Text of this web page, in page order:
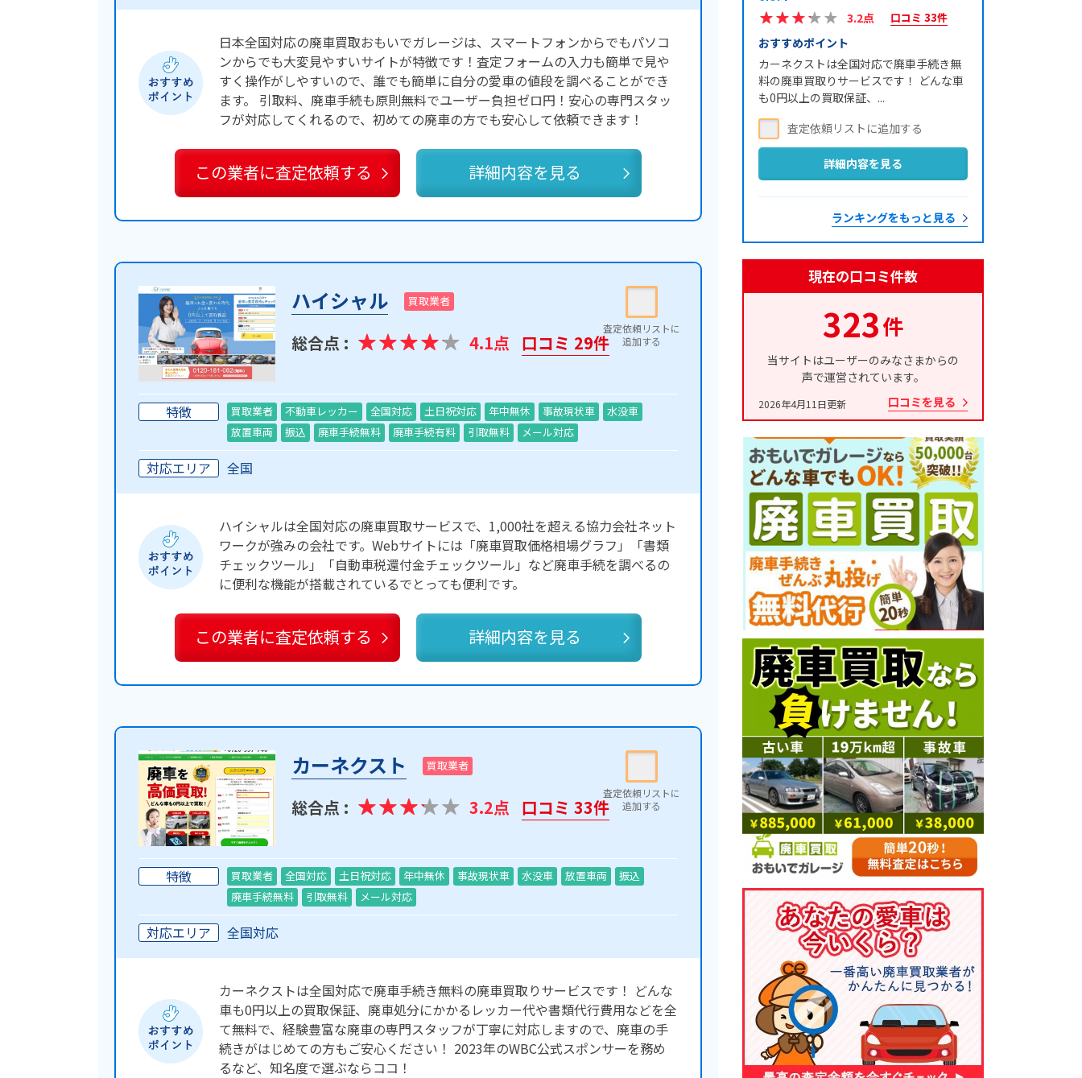
日本全国対応の廃車買取おもいでガレージは、スマートフォンからでもパソコ
ンからでも大変見やすいサイトが特徴です！査定フォームの入力も簡単で見や
すく操作がしやすいので、誰でも簡単に自分の愛車の値段を調べることができ
ます。 引取料、廃車手続も原則無料でユーザー負担ゼロ円！安心の専門スタッ
フが対応してくれるので、初めての廃車の方でも安心して依頼できます！
この業者に査定依頼する 詳細内容を見る
ハイシャル 買取業者
総合点 : 4.1点 口コミ 29件
特徴 買取業者 不動車レッカー 全国対応 土日祝対応 年中無休 事故現状車
水没車
放置車両
振込 廃車手続無料 廃車手続有料 引取無料 メール対応
対応エリア 全国
ハイシャルは全国対応の廃車買取サービスで、1,000社を超える協力会社ネット
ワークが強みの会社です。Webサイトには「廃車買取価格相場グラフ」「書類
チェックツール」「自動車税還付金チェックツール」など廃車手続を調べるの
に便利な機能が搭載されているでとっても便利です。
この業者に査定依頼する 詳細内容を見る
カーネクスト 買取業者
総合点 : 3.2点 口コミ 33件
特徴 買取業者 全国対応 土日祝対応 年中無休 事故現状車 水没車 放置車両
振込
廃車手続無料
引取無料 メール対応
対応エリア 全国対応
カーネクストは全国対応で廃車手続き無料の廃車買取りサービスです！ どんな
車も0円以上の買取保証、廃車処分にかかるレッカー代や書類代行費用などを全
て無料で、経験豊富な廃車の専門スタッフが丁寧に対応しますので、廃車の手
続きがはじめての方もご安心ください！ 2023年のWBC公式スポンサーを務め
るなど、知名度で選ぶならココ！
3.2点 口コミ 33件
おすすめポイント
カーネクストは全国対応で廃車手続き無
料の廃車買取りサービスです！ どんな車
も0円以上の買取保証、...
詳細内容を見る
ランキングをもっと見る
現在の口コミ件数
323件
当サイトはユーザーのみなさまからの
声で運営されています。
2026年4月11日更新 口コミを見る